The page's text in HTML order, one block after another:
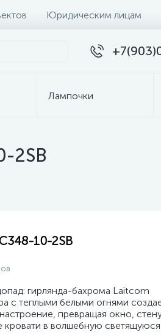
Юридическим лицам
Лампочки
2SB
10-2SB
гирлянда-бахрома Laitcom
с теплыми белыми огнями
превращая окно,
кровати в волшебную светящуюся